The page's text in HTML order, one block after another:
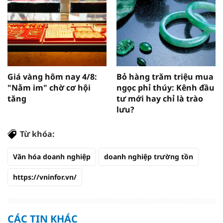
Giá vàng hôm nay 4/8:
"Nằm im" chờ cơ hội
tăng
Bỏ hàng trăm triệu mua
ngọc phỉ thúy: Kênh đầu
tư mới hay chỉ là trào
lưu?
Từ khóa:
Văn hóa doanh nghiệp doanh nghiệp trường tồn
https://vninfor.vn/
CÁC TIN KHÁC